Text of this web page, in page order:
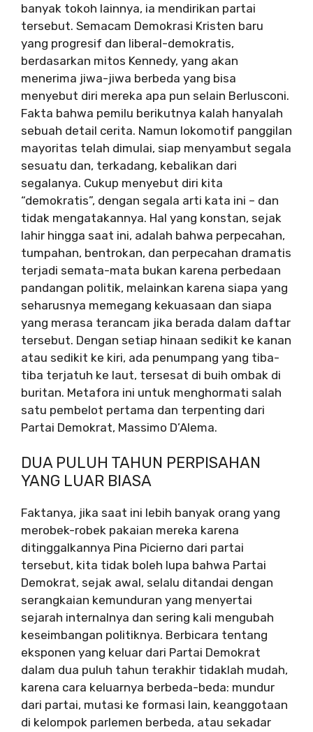
banyak tokoh lainnya, ia mendirikan partai
tersebut. Semacam Demokrasi Kristen baru
yang progresif dan liberal-demokratis,
berdasarkan mitos Kennedy, yang akan
menerima jiwa-jiwa berbeda yang bisa
menyebut diri mereka apa pun selain Berlusconi.
Fakta bahwa pemilu berikutnya kalah hanyalah
sebuah detail cerita. Namun lokomotif panggilan
mayoritas telah dimulai, siap menyambut segala
sesuatu dan, terkadang, kebalikan dari
segalanya. Cukup menyebut diri kita
“demokratis”, dengan segala arti kata ini – dan
tidak mengatakannya. Hal yang konstan, sejak
lahir hingga saat ini, adalah bahwa perpecahan,
tumpahan, bentrokan, dan perpecahan dramatis
terjadi semata-mata bukan karena perbedaan
pandangan politik, melainkan karena siapa yang
seharusnya memegang kekuasaan dan siapa
yang merasa terancam jika berada dalam daftar
tersebut. Dengan setiap hinaan sedikit ke kanan
atau sedikit ke kiri, ada penumpang yang tiba-
tiba terjatuh ke laut, tersesat di buih ombak di
buritan. Metafora ini untuk menghormati salah
satu pembelot pertama dan terpenting dari
Partai Demokrat, Massimo D’Alema.
DUA PULUH TAHUN PERPISAHAN
YANG LUAR BIASA
Faktanya, jika saat ini lebih banyak orang yang
merobek-robek pakaian mereka karena
ditinggalkannya Pina Picierno dari partai
tersebut, kita tidak boleh lupa bahwa Partai
Demokrat, sejak awal, selalu ditandai dengan
serangkaian kemunduran yang menyertai
sejarah internalnya dan sering kali mengubah
keseimbangan politiknya. Berbicara tentang
eksponen yang keluar dari Partai Demokrat
dalam dua puluh tahun terakhir tidaklah mudah,
karena cara keluarnya berbeda-beda: mundur
dari partai, mutasi ke formasi lain, keanggotaan
di kelompok parlemen berbeda, atau sekadar